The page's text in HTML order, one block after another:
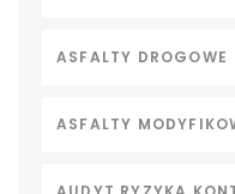
ASFALTY DROGOWE
ASFALTY